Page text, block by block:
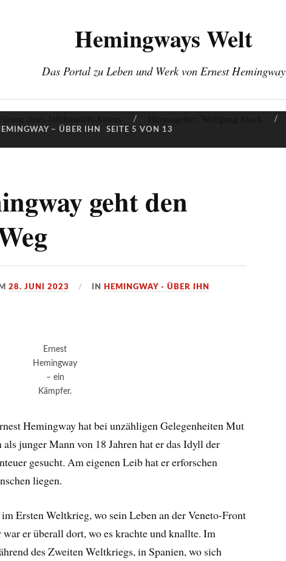
Hemingways Welt
Das Portal zu Leben und Werk von Ernest Hemingway
– ÜBER IHN SEITE 5 VON 13
geht den
28. JUNI 2023 IN HEMINGWAY - ÜBER IHN
Ernest
Hemingway
– ein
Kämpfer.
Hemingway hat bei unzähligen Gelegenheiten Mut
junger Mann von 18 Jahren hat er das Idyll der
gesucht. Am eigenen Leib hat er erforschen
liegen.
Ersten Weltkrieg, wo sein Leben an der Veneto-Front
er überall dort, wo es krachte und knallte. Im
des Zweiten Weltkriegs, in Spanien, wo sich